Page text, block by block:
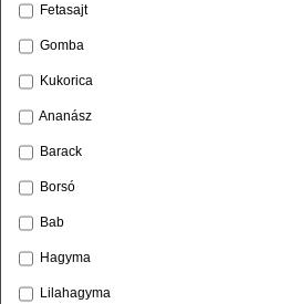
Fetasajt
Gomba
Kukorica
Ananász
Barack
Borsó
Bab
Hagyma
Lilahagyma